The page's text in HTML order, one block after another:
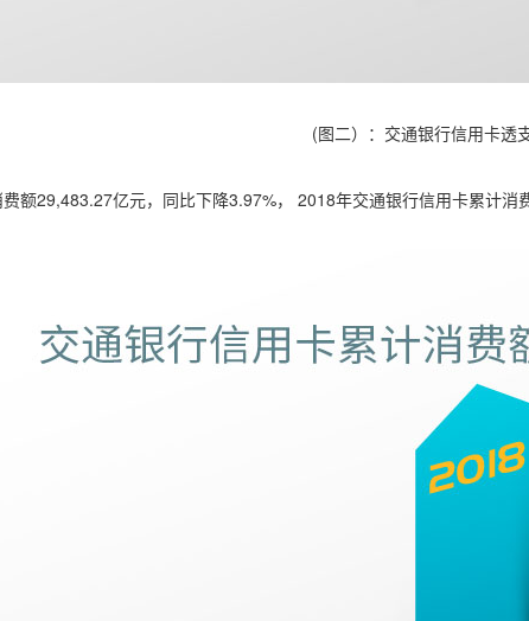
(图二）：交通银行信用卡透
额29,483.27亿元，同比下降3.97%， 2018年交通银行信用卡累计